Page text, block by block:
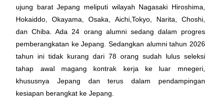
ujung barat Jepang meliputi wilayah Nagasaki Hiroshima,
Hokaiddo, Okayama, Osaka, Aichi,Tokyo, Narita, Choshi,
dan Chiba. Ada 24 orang alumni sedang dalam progres
pemberangkatan ke Jepang. Sedangkan alumni tahun 2026
tahun ini tidak kurang dari 78 orang sudah lulus seleksi
tahap awal magang kontrak kerja ke luar mnegeri,
khususnya Jepang dan terus dalam pendampingan
kesiapan berangkat ke Jepang.